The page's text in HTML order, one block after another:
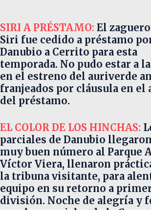
SIRI A PRÉSTAMO: El
Siri fue cedido a préstamo
Danubio a Cerrito para esta
temporada. No pudo estar a
en el estreno del auriverde
franjeados por cláusula en el
del préstamo.
EL COLOR DE LOS HINCHAS:
parciales de Danubio
muy buen número al Parque
Víctor Viera, llenaron
la tribuna visitante, para
equipo en su retorno a
división. Noche de alegría y